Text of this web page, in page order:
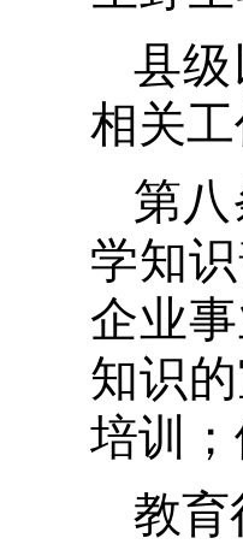
县
相关工
第
学知
企业
知识
培训
教育